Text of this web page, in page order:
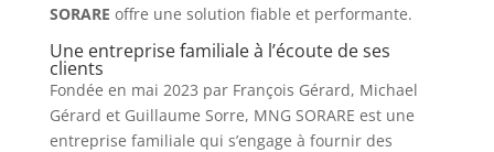
SORARE offre une solution fiable et performante.
Une entreprise familiale à l’écoute de ses
clients
Fondée en mai 2023 par François Gérard, Michael
Gérard et Guillaume Sorre, MNG SORARE est une
entreprise familiale qui s’engage à fournir des